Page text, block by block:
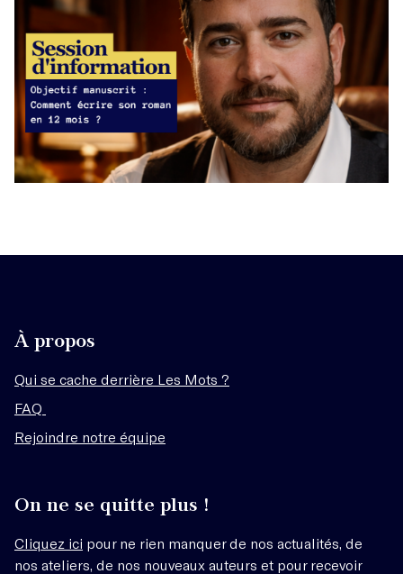
À propos
Qui se cache derrière Les Mots ?
FAQ
Rejoindre notre équipe
On ne se quitte plus !
Cliquez ici pour ne rien manquer de nos actualités, de
nos ateliers, de nos nouveaux auteurs et pour recevoir